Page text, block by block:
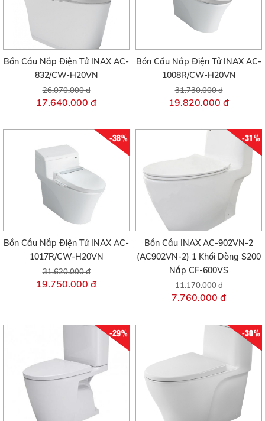
Bồn Cầu Nắp Điện Tử INAX AC-
832/CW-H20VN
26.070.000 đ
17.640.000 đ
Bồn Cầu Nắp Điện Tử INAX AC-
1008R/CW-H20VN
31.730.000 đ
19.820.000 đ
-38%
Bồn Cầu Nắp Điện Tử INAX AC-
1017R/CW-H20VN
31.620.000 đ
19.750.000 đ
-31%
Bồn Cầu INAX AC-902VN-2
(AC902VN-2) 1 Khối Dòng S200
Nắp CF-600VS
11.170.000 đ
7.760.000 đ
-29% -30%